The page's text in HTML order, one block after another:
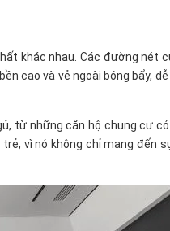
khác nhau. Các đường
cao và vẻ ngoài bóng bẩy,
từ những căn hộ chung cư
vì nó không chỉ mang đến